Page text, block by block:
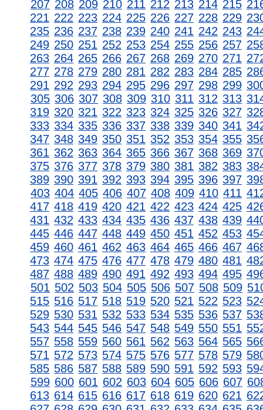
207 208 209 210 211 212 213 214 215
221 222 223 224 225 226 227 228 229
235 236 237 238 239 240 241 242 243
249 250 251 252 253 254 255 256 257
263 264 265 266 267 268 269 270 271
277 278 279 280 281 282 283 284 285
291 292 293 294 295 296 297 298 299
305 306 307 308 309 310 311 312 313
319 320 321 322 323 324 325 326 327
333 334 335 336 337 338 339 340 341
347 348 349 350 351 352 353 354 355
361 362 363 364 365 366 367 368 369
375 376 377 378 379 380 381 382 383
389 390 391 392 393 394 395 396 397
403 404 405 406 407 408 409 410 411
417 418 419 420 421 422 423 424 425
431 432 433 434 435 436 437 438 439
445 446 447 448 449 450 451 452 453
459 460 461 462 463 464 465 466 467
473 474 475 476 477 478 479 480 481
487 488 489 490 491 492 493 494 495
501 502 503 504 505 506 507 508 509
515 516 517 518 519 520 521 522 523
529 530 531 532 533 534 535 536 537
543 544 545 546 547 548 549 550 551
557 558 559 560 561 562 563 564 565
571 572 573 574 575 576 577 578 579
585 586 587 588 589 590 591 592 593
599 600 601 602 603 604 605 606 607
613 614 615 616 617 618 619 620 621